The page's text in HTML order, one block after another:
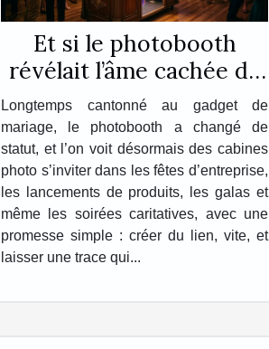
Et si le photobooth
révélait l’âme cachée de
vos événements ?
Longtemps cantonné au gadget de
mariage, le photobooth a changé de
statut, et l’on voit désormais des cabines
photo s’inviter dans les fêtes d’entreprise,
les lancements de produits, les galas et
même les soirées caritatives, avec une
promesse simple : créer du lien, vite, et
laisser une trace qui...